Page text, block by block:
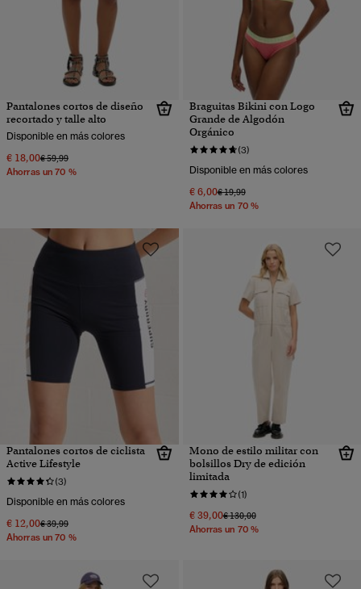
Pantalones cortos de diseño
recortado y talle alto
Disponible en más colores
€ 18,00Precio rebajado de
€ 59,99a
Ahorras un 70 %
Braguitas Bikini con Logo
Grande de Algodón
Orgánico
(3)
Disponible en más colores
€ 6,00Precio rebajado de
€ 19,99a
Ahorras un 70 %
Pantalones cortos de ciclista
Active Lifestyle
(3)
Disponible en más colores
€ 12,00Precio rebajado de
€ 39,99a
Ahorras un 70 %
Mono de estilo militar con
bolsillos Dry de edición
limitada
(1)
€ 39,00Precio rebajado de
€ 130,00a
Ahorras un 70 %